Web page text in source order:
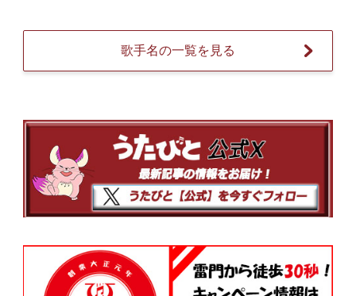
歌手名の一覧を見る